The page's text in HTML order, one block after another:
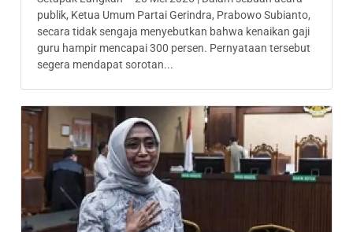
publik, Ketua Umum Partai Gerindra, Prabowo Subianto,
secara tidak sengaja menyebutkan bahwa kenaikan gaji
guru hampir mencapai 300 persen. Pernyataan tersebut
segera mendapat sorotan...